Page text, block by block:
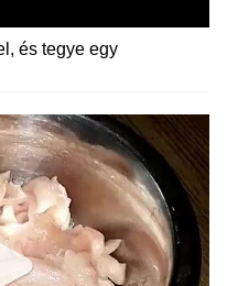
és tegye egy